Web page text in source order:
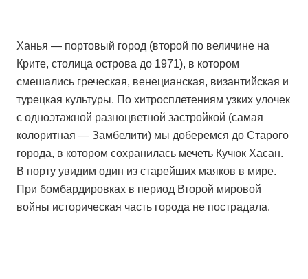
Ханья — портовый город (второй по величине на
Крите, столица острова до 1971), в котором
смешались греческая, венецианская, византийская и
турецкая культуры. По хитросплетениям узких улочек
с одноэтажной разноцветной застройкой (самая
колоритная — Замбелити) мы доберемся до Старого
города, в котором сохранилась мечеть Кучюк Хасан.
В порту увидим один из старейших маяков в мире.
При бомбардировках в период Второй мировой
войны историческая часть города не пострадала.